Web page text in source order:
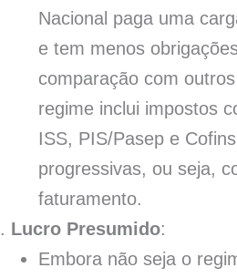
Nacional paga uma
e tem menos
comparação com
regime inclui impostos
ISS, PIS/Pasep e
progressivas, ou seja,
faturamento.
Lucro Presumido:
Embora não seja o